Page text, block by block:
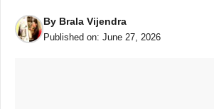
By Brala Vijendra
Published on: June 27, 2026